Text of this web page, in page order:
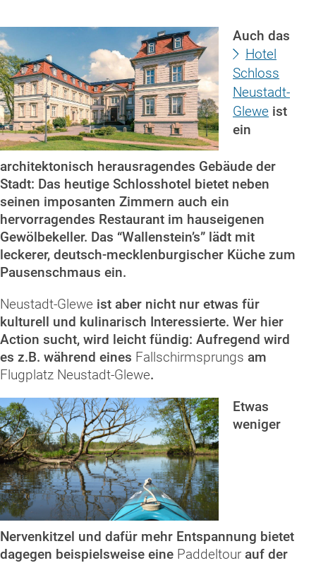
Auch das
Hotel
Schloss
Neustadt-
Glewe ist
ein
architektonisch herausragendes Gebäude der
Stadt: Das heutige Schlosshotel bietet neben
seinen imposanten Zimmern auch ein
hervorragendes Restaurant im hauseigenen
Gewölbekeller. Das “Wallenstein’s” lädt mit
leckerer, deutsch-mecklenburgischer Küche zum
Pausenschmaus ein.
Neustadt-Glewe ist aber nicht nur etwas für
kulturell und kulinarisch Interessierte. Wer hier
Action sucht, wird leicht fündig: Aufregend wird
es z.B. während eines Fallschirmsprungs am
Flugplatz Neustadt-Glewe.
Etwas
weniger
Nervenkitzel und dafür mehr Entspannung bietet
dagegen beispielsweise eine Paddeltour auf der